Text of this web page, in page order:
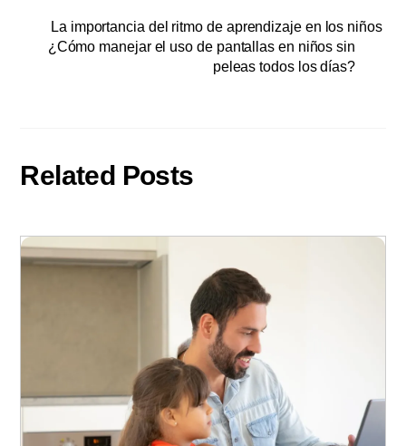
La importancia del ritmo de aprendizaje en los niños
¿Cómo manejar el uso de pantallas en niños sin
peleas todos los días?
Related Posts